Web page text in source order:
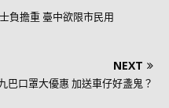
負擔重 臺中欲限市民用
NEXT
巴口罩大優惠 加送車仔好盞鬼？